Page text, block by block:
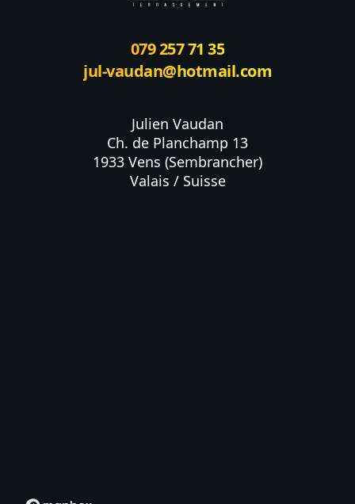
079 257 71 35
jul-vaudan@hotmail.com
Julien Vaudan
Ch. de Planchamp 13
1933 Vens (Sembrancher)
Valais / Suisse